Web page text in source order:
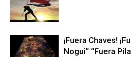
¡Fuera Chaves!
Nogui” “Fuera